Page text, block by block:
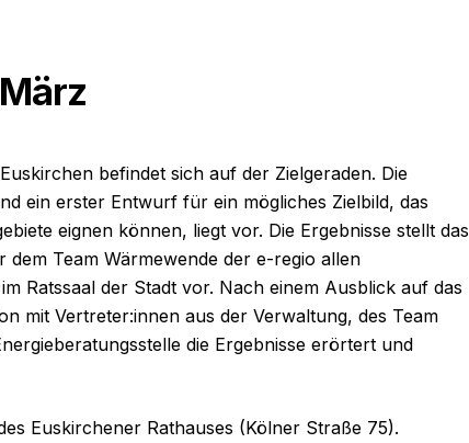
befindet sich auf der Zielgeraden. Die
ein erster Entwurf für ein mögliches Zielbild, das
eignen können, liegt vor. Die Ergebnisse stellt das
dem Team Wärmewende der e-regio allen
Ratssaal der Stadt vor. Nach einem Ausblick auf das
mit Vertreter:innen aus der Verwaltung, des Team
die Ergebnisse erörtert und
Euskirchener Rathauses (Kölner Straße 75).